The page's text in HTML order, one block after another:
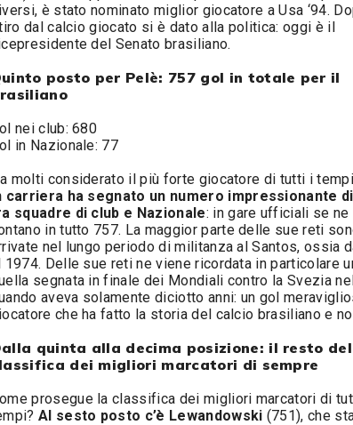
è stato nominato miglior giocatore a Usa ‘94.
dal calcio giocato si è dato alla politica: oggi è il
del Senato brasiliano.
posto per Pelè: 757 gol in totale per il
nei club: 680
in Nazionale: 77
molti considerato il più forte giocatore di tutti i
carriera ha segnato un numero impressionante
squadre di club e Nazionale: in gare ufficiali se ne
in tutto 757. La maggior parte delle sue reti
nel lungo periodo di militanza al Santos, ossia
1974. Delle sue reti ne viene ricordata in particolare
segnata in finale dei Mondiali contro la Svezia
aveva solamente diciotto anni: un gol
che ha fatto la storia del calcio brasiliano e
quinta alla decima posizione: il resto
dei migliori marcatori di sempre
prosegue la classifica dei migliori marcatori di
Al sesto posto c’è Lewandowski (751), che